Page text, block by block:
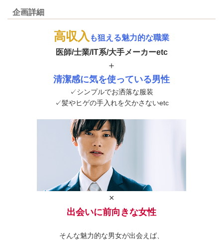
企画詳細
高収入 も狙える魅力的な職業
医師/士業/IT系/大手メーカーetc
＋
清潔感に気を使っている男性
✓シンプルでお洒落な服装
✓髪やヒゲの手入れを欠かさないetc
×
出会いに前向きな女性
そんな魅力的な男女が出会えば、